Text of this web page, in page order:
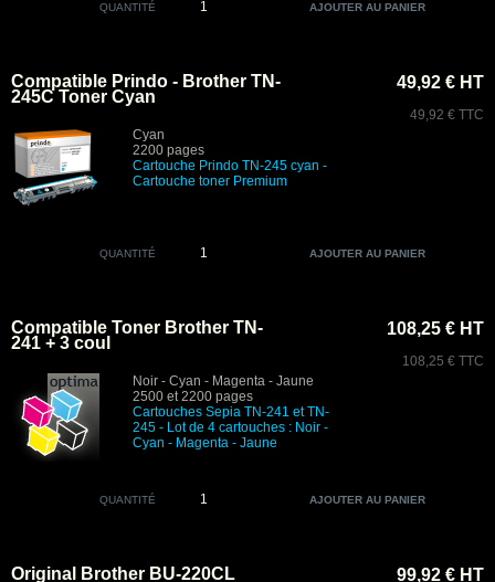
QUANTITÉ
Compatible Prindo - Brother TN-
245C Toner Cyan
Cyan
2200 pages
Cartouche Prindo TN-245 cyan -
Cartouche toner Premium
49,92 € HT
49,92 € TTC
QUANTITÉ
Compatible Toner Brother TN-
241 + 3 coul
Noir - Cyan - Magenta - Jaune
2500 et 2200 pages
Cartouches Sepia TN-241 et TN-
245 - Lot de 4 cartouches : Noir -
Cyan - Magenta - Jaune
108,25 € HT
108,25 € TTC
QUANTITÉ
Original Brother BU-220CL
99,92 € HT